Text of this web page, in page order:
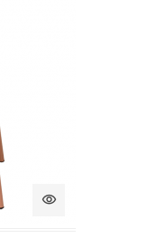
visibility